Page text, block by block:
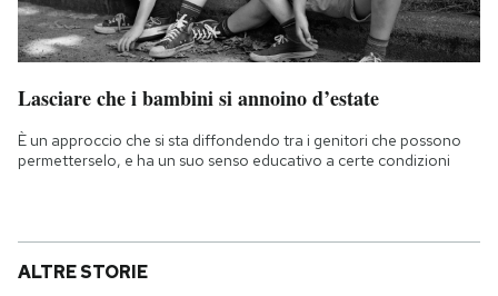
Lasciare che i bambini si annoino d’estate
È un approccio che si sta diffondendo tra i genitori che possono
permetterselo, e ha un suo senso educativo a certe condizioni
ALTRE STORIE